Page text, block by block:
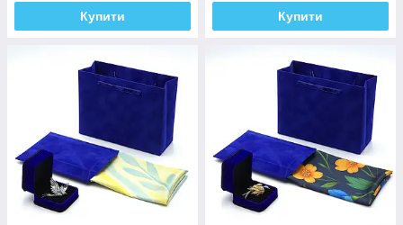
Купити Купити